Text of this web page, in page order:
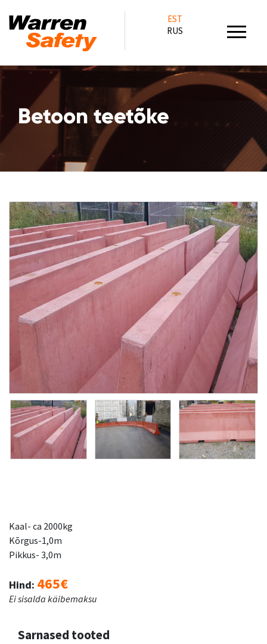
EST
RUS
Betoon teetõke
Kaal- ca 2000kg
Kõrgus-1,0m
Pikkus- 3,0m
Hind: 465€
Ei sisalda käibemaksu
Sarnased tooted